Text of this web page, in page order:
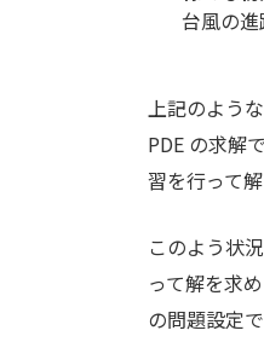
台風の
上記のよう
PDE の求解
習を行って
このよう状
って解を求
の問題設定